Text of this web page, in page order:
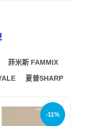
菲米斯 FAMMIX
夏普SHARP
-11%